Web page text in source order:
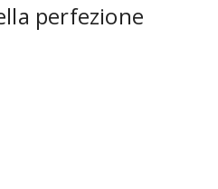
perfezione